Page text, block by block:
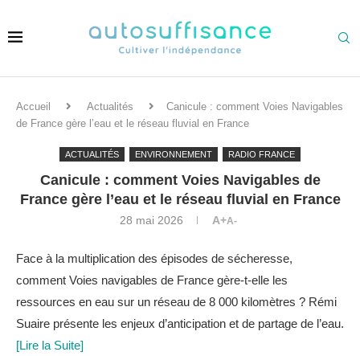
Accueil Actualités
Canicule : comment Voies Navigables
de France gère l’eau et le réseau fluvial en France
ACTUALITÉS ENVIRONNEMENT RADIO FRANCE
Canicule : comment Voies Navigables de
France gère l’eau et le réseau fluvial en France
28 mai 2026 A+A-
Face à la multiplication des épisodes de sécheresse,
comment Voies navigables de France gère-t-elle les
ressources en eau sur un réseau de 8 000 kilomètres ? Rémi
Suaire présente les enjeux d’anticipation et de partage de l’eau.
[Lire la Suite]